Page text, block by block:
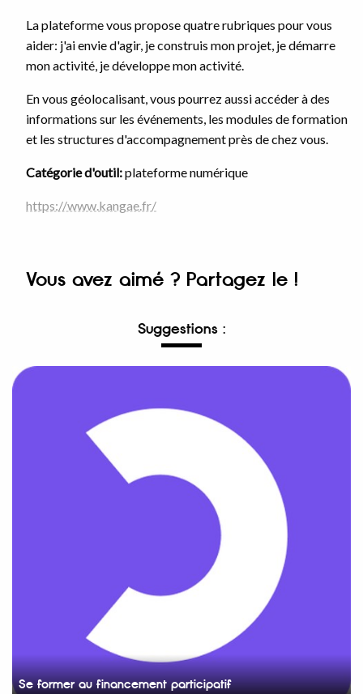
La plateforme vous propose quatre rubriques pour vous
aider: j'ai envie d'agir, je construis mon projet, je démarre
mon activité, je développe mon activité.
En vous géolocalisant, vous pourrez aussi accéder à des
informations sur les événements, les modules de formation
et les structures d'accompagnement près de chez vous.
Catégorie d'outil:plateforme numérique
https://www.kangae.fr/
Vous avez aimé ? Partagez le !
Suggestions :
Se former au financement participatif